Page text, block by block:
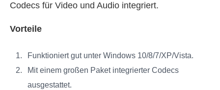
Codecs für Video und Audio integriert.
Vorteile
Funktioniert gut unter Windows 10/8/7/XP/Vista.
Mit einem großen Paket integrierter Codecs
ausgestattet.